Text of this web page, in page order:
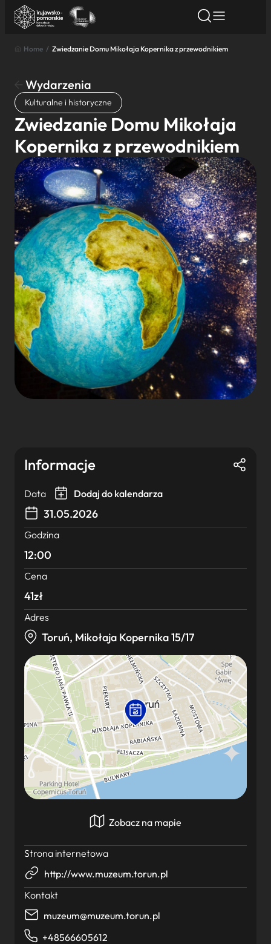
Znajdź atrakcję
Nazwa atrakcji
Miasto
Kategoria
Wyszukaj
Home / Zwiedzanie Domu Mikołaja Kopernika z przewodnikiem
Wydarzenia
Kulturalne i historyczne
Zwiedzanie Domu Mikołaja
Kopernika z przewodnikiem
Informacje
Data Dodaj do kalendarza
31.05.2026
Godzina
12:00
Cena
41zł
Adres
Toruń, Mikołaja Kopernika 15/17
Zobacz na mapie
Strona internetowa
http://www.muzeum.torun.pl
Kontakt
muzeum@muzeum.torun.pl
+48566605612